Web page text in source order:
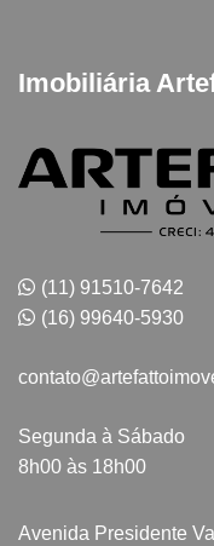
Imobiliária
(11) 91510-7642
(16) 99640-5930
Segunda à Sábado
8h00 às 18h00
Avenida Presidente